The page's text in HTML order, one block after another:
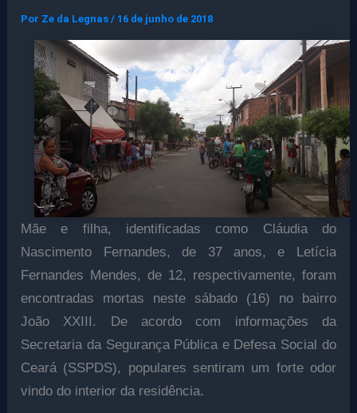
Por Ze da Legnas/ 16 de junho de 2018
Mãe e filha, identificadas como Cláudia do
Nascimento Fernandes, de 37 anos, e Letícia
Fernandes Mendes, de 12, respectivamente, foram
encontradas mortas neste sábado (16) no bairro
João XXIII. De acordo com informações da
Secretaria da Segurança Pública e Defesa Social do
Ceará (SSPDS), populares sentiram um forte odor
vindo do interior da residência.